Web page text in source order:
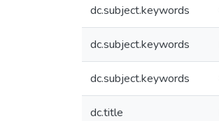
dc.subject.keywords
dc.subject.keywords
dc.subject.keywords
dc.title